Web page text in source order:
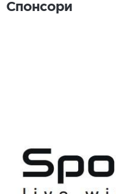
Спонсори